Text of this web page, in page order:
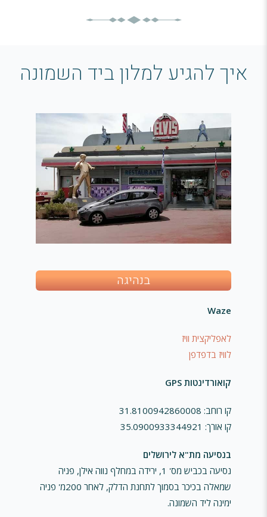
איך להגיע למלון ביד השמונה
בנהיגה
Waze
לאפליקצית וויז
לוויז בדפדפן
קואורדינטות GPS
קו רוחב: 31.8100942860008
קו אורך: 35.0900933344921
בנסיעה מת"א לירושלים
נסיעה בכביש מס' 1, ירידה במחלף נווה אילן, פניה
שמאלה בכיכר בסמוך לתחנת הדלק, לאחר 200מ' פניה
ימינה ליד השמונה.